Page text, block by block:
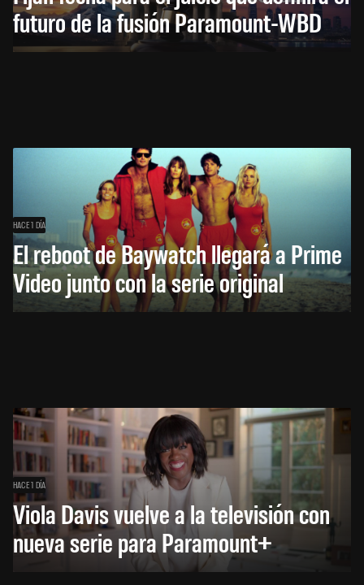
futuro de la fusión Paramount-WBD
HACE 1 DÍA
El reboot de Baywatch llegará a Prime
Video junto con la serie original
HACE 1 DÍA
Viola Davis vuelve a la televisión con
nueva serie para Paramount+